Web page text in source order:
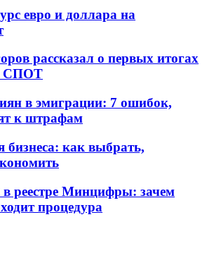
евро и доллара на
рассказал о первых итогах
СПОТ
в эмиграции: 7 ошибок,
к штрафам
бизнеса: как выбрать,
реестре Минцифры: зачем
процедура